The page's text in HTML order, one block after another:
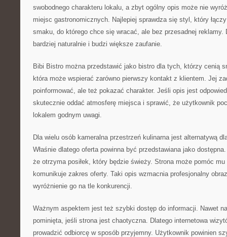
swobodnego charakteru lokalu, a zbyt ogólny opis może nie
miejsc gastronomicznych. Najlepiej sprawdza się styl, który
smaku, do którego chce się wracać, ale bez przesadnej reklamy.
bardziej naturalnie i budzi większe zaufanie.
Bibi Bistro można przedstawić jako bistro dla tych, którzy cenią
która może wspierać zarówno pierwszy kontakt z klientem. Jej
poinformować, ale też pokazać charakter. Jeśli opis jest
skutecznie oddać atmosferę miejsca i sprawić, że użytkownik
lokalem godnym uwagi.
Dla wielu osób kameralna przestrzeń kulinarna jest alternatywą
Właśnie dlatego oferta powinna być przedstawiana jako
że otrzyma posiłek, który będzie świeży. Strona może pomóc
komunikuje zakres oferty. Taki opis wzmacnia profesjonalny
wyróżnienie go na tle konkurencji.
Ważnym aspektem jest też szybki dostęp do informacji. Nawet
pominięta, jeśli strona jest chaotyczna. Dlatego internetowa
prowadzić odbiorcę w sposób przyjemny. Użytkownik powinien